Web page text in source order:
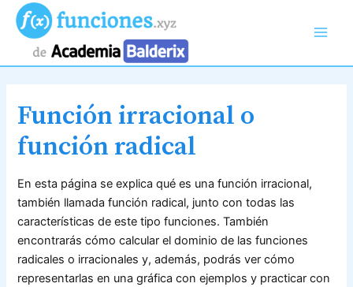
contenido
Función irracional o
función radical
En esta página se explica qué es una función irracional,
también llamada función radical, junto con todas las
características de este tipo funciones. También
encontrarás cómo calcular el dominio de las funciones
radicales o irracionales y, además, podrás ver cómo
representarlas en una gráfica con ejemplos y practicar con